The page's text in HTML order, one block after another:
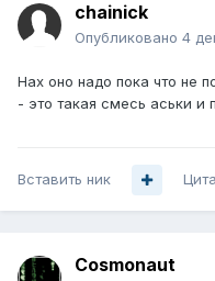
chainick
Опубликовано 4
Нах оно надо пока что не
- это такая смесь аськи и
Вставить ник
Cosmonaut